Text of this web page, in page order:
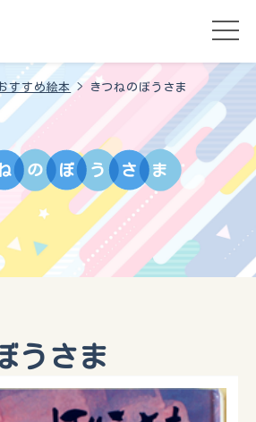
すすめ絵本> きつねのぼうさま
の ぼ う さ ま
うさま